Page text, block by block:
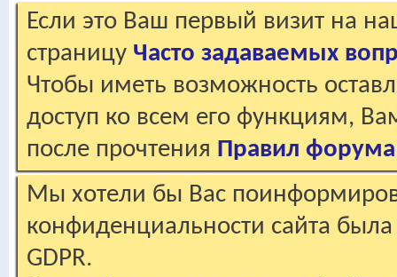
Если это Ваш первый визит на
страницу Часто задаваемых
Чтобы иметь возможность
доступ ко всем его функциям,
после прочтения Правил форума
Мы хотели бы Вас
конфиденциальности сайта
GDPR.